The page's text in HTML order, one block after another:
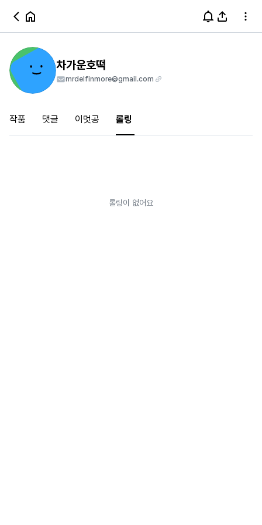
차가운호떡
mrdelfinmore@gmail.com
작품 댓글 이멋공 롤링
롤링이 없어요